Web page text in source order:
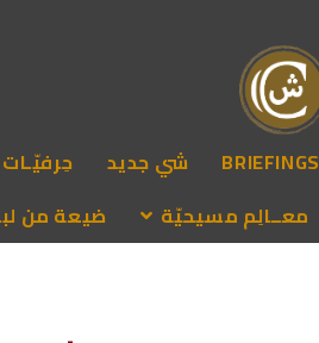
BRIEFINGS شي جديد حِرفيّـات
معــالِم مسيحيّة ضيعة من